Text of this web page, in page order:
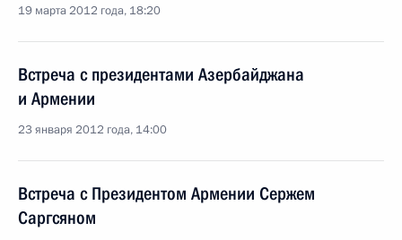
19 марта 2012 года, 18:20
Встреча с президентами Азербайджана
и Армении
23 января 2012 года, 14:00
Встреча с Президентом Армении Сержем
Саргсяном